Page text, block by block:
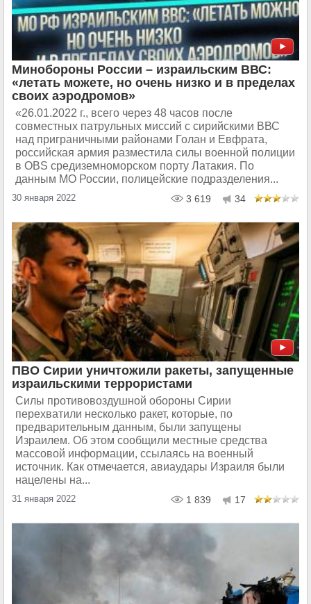
Минобороны России – израильским ВВС:
«летать можете, но очень низко и в пределах
своих аэродромов»
«26.01.2022 г., всего через 48 часов после
совместных патрульных миссий с сирийскими ВВС
над приграничными районами Голан и Евфрата,
российская армия разместила силы военной полиции
в OBS средиземноморском порту Латакия. По
данным МО России, полицейские подразделения...
30 января 2022 3 619 34
ПВО Сирии уничтожили ракеты, запущенные
израильскими террористами
Силы противовоздушной обороны Сирии
перехватили несколько ракет, которые, по
предварительным данным, были запущены
Израилем. Об этом сообщили местные средства
массовой информации, ссылаясь на военный
источник. Как отмечается, авиаудары Израиля были
нацелены на...
31 января 2022 1 839 17